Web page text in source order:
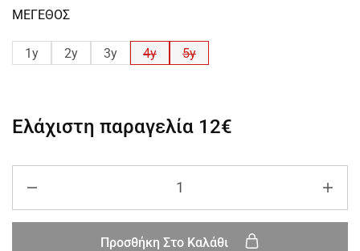
ΜΕΓΕΘΟΣ
1y 2y 3y 4y 5y
Ελάχιστη παραγελία 12€
Προσθήκη Στο Καλάθι